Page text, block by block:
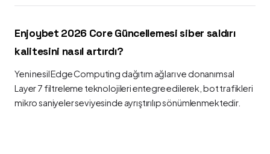
Enjoybet 2026 Core Güncellemesi siber saldırı
kalitesini nasıl artırdı?
Yeni nesil Edge Computing dağıtım ağları ve donanımsal
Layer 7 filtreleme teknolojileri entegre edilerek, bot trafikleri
mikro saniyeler seviyesinde ayrıştırılıp sönümlenmektedir.